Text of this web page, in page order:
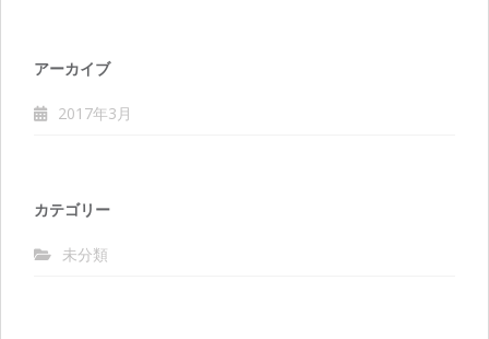
アーカイブ
2017年3月
カテゴリー
未分類